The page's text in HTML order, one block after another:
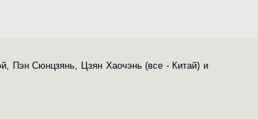
Пэн Сюнцзянь, Цзян Хаочэнь (все - Китай) и